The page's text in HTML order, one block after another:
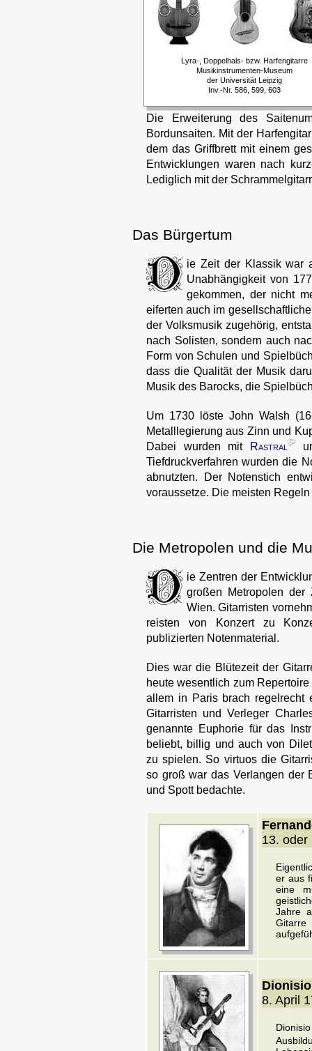
Lyra-, Doppelhals- bzw. Harfengitarre
Musikinstrumenten-Museum
der Universität Leipzig
Inv.-Nr. 586, 599, 603
Die Erweiterung des
Bordunsaiten. Mit der
dem das Griffbrett mit einem
Entwicklungen waren nach
Lediglich mit der
Das Bürgertum
ie Zeit der Klassik war
Unabhängigkeit von
gekommen, der nicht
eiferten auch im
der Volksmusik zugehörig,
nach Solisten, sondern auch
Form von Schulen und
dass die Qualität der Musik
Musik des Barocks, die
Um 1730 löste John Walsh
Metalllegierung aus Zinn und
Dabei wurden mit
Rastral
Tiefdruckverfahren wurden die
abnutzten. Der Notenstich
voraussetze. Die meisten
Die Metropolen und die
ie Zentren der
großen Metropolen
Wien. Gitarristen
reisten von Konzert zu
publizierten Notenmaterial.
Dies war die Blütezeit der
heute wesentlich zum
allem in Paris brach regelrecht
Gitarristen und Verleger
genannte Euphorie für das
beliebt, billig und auch von
zu spielen. So virtuos die
so groß war das Verlangen der
und Spott bedachte.
13. oder
er aus
eine
Jahre
8. April